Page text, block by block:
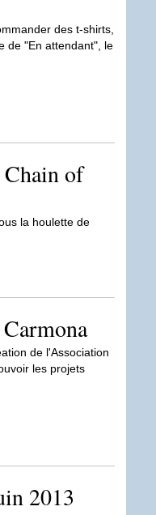
des t-shirts,
de "En attendant", le
Chain of
la houlette de
de l'Association
les projets
2013